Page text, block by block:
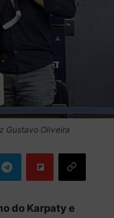
Gustavo Oliveira
do Karpaty e